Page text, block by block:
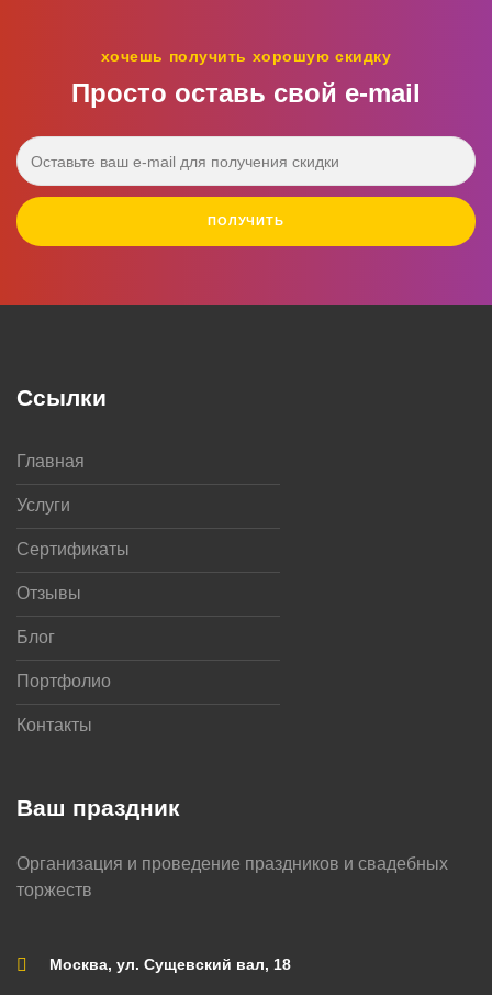
хочешь получить хорошую скидку
Просто оставь свой e‑mail
ПОЛУЧИТЬ
Ваш праздник
Организация и проведение праздников и свадебных
торжеств
Москва, ул. Сущевский вал, 18
Ссылки
Главная
Услуги
Сертификаты
Отзывы
Блог
Портфолио
Контакты